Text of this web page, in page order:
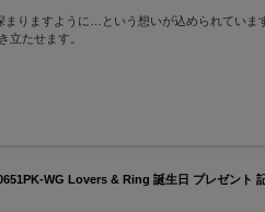
りますように…という想いが込められてい
立たせます。
WG Lovers & Ring 誕生日 プレゼント